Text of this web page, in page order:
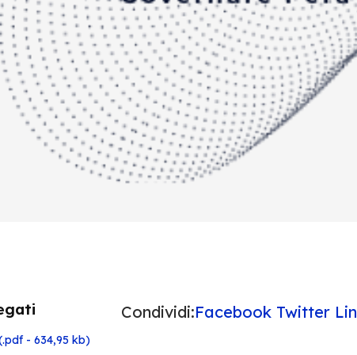
- 634,95 kb)
Condividi:Facebook Twitter